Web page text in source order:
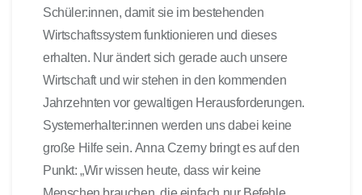
Schüler:innen, damit sie im bestehenden
Wirtschaftssystem funktionieren und dieses
erhalten. Nur ändert sich gerade auch unsere
Wirtschaft und wir stehen in den kommenden
Jahrzehnten vor gewaltigen Herausforderungen.
Systemerhalter:innen werden uns dabei keine
große Hilfe sein. Anna Czerny bringt es auf den
Punkt: „Wir wissen heute, dass wir keine